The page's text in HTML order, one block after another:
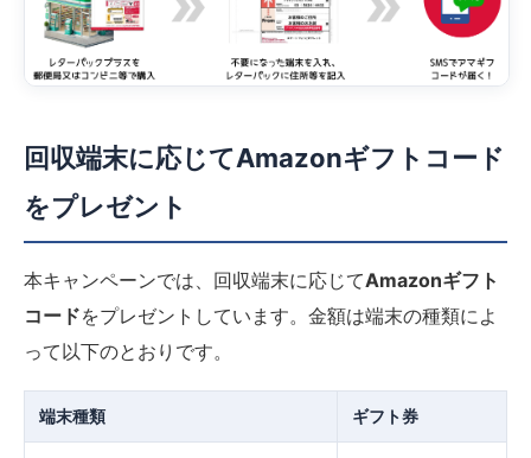
回収端末に応じてAmazonギフトコード
をプレゼント
本キャンペーンでは、回収端末に応じてAmazonギフト
コードをプレゼントしています。金額は端末の種類によ
って以下のとおりです。
端末種類 ギフト券